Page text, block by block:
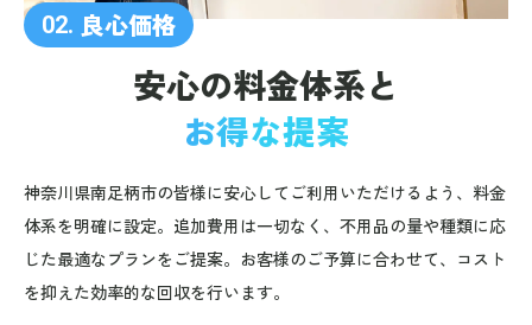
02. 良心価格
安心の料金体系と
お得な提案
神奈川県南足柄市の皆様に安心してご利用いただけるよう、料金
体系を明確に設定。追加費用は一切なく、不用品の量や種類に応
じた最適なプランをご提案。お客様のご予算に合わせて、コスト
を抑えた効率的な回収を行います。